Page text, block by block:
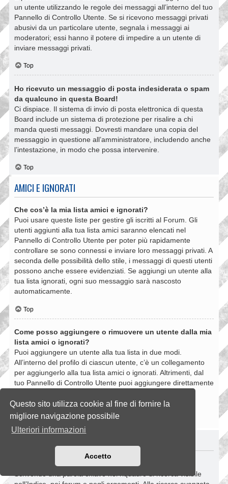
Questo sito utilizza cookie al fine di fornire la
migliore navigazione possibile
Ulteriori informazioni
Accetto
un utente utilizzando le regole dei messaggi all’interno del tuo
Pannello di Controllo Utente. Se si ricevono messaggi privati ​​
abusivi da un particolare utente, segnala i messaggi ai
moderatori; essi hanno il potere di impedire a un utente di
inviare messaggi privati​​.
Top
Ho ricevuto un messaggio di posta indesiderata o spam
da qualcuno in questa Board!
Ci dispiace. Il sistema di invio di posta elettronica di questa
Board include un sistema di protezione per risalire a chi
manda questi messaggi. Dovresti mandare una copia del
messaggio in questione all’amministratore, includendo anche
l’intestazione, in modo che possa intervenire.
Top
AMICI E IGNORATI
Che cos’è la mia lista amici e ignorati?
Puoi usare queste liste per gestire gli iscritti al Forum. Gli
utenti aggiunti alla tua lista amici saranno elencati nel
Pannello di Controllo Utente per poter più rapidamente
controllare se sono connessi e inviare loro messaggi privati. A
seconda delle possibilità dello stile, i messaggi di questi utenti
possono anche essere evidenziati. Se aggiungi un utente alla
tua lista ignorati, ogni suo messaggio sarà nascosto
automaticamente.
Top
Come posso aggiungere o rimuovere un utente dalla mia
lista amici o ignorati?
Puoi aggiungere un utente alla tua lista in due modi.
All’interno del profilo di ciascun utente, c’è un collegamento
per aggiungerlo alla tua lista amici o ignorati. Altrimenti, dal
tuo Pannello di Controllo Utente puoi aggiungere direttamente
rimuovere un utente dalla lista dalla stessa pagina.
Top
Come si fanno le ricerche nella Board?
Scrivendo una parola chiave nel riquadro di ricerca visibile